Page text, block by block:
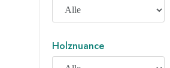
Holznuance